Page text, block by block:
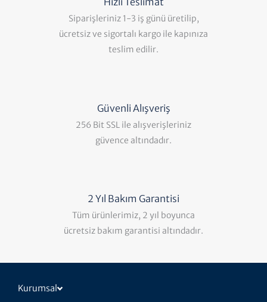
Siparişleriniz 1-3 iş günü üretilip,
ücretsiz ve sigortalı kargo ile kapınıza
teslim edilir.
Güvenli Alışveriş
256 Bit SSL ile alışverişleriniz
güvence altındadır.
2 Yıl Bakım Garantisi
Tüm ürünlerimiz, 2 yıl boyunca
ücretsiz bakım garantisi altındadır.
Kurumsal